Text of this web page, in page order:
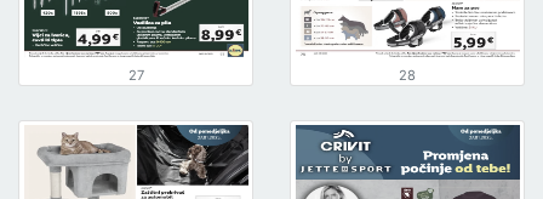
27 28